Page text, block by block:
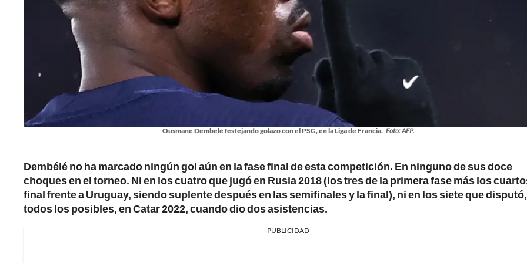
Ousmane Dembelé festejando golazo con el PSG, en la Liga de Francia. Foto: AFP.
Dembélé no ha marcado ningún gol aún en la fase final de esta competición. En ninguno de sus doce
choques en el torneo. Ni en los cuatro que jugó en Rusia 2018 (los tres de la primera fase más los
final frente a Uruguay, siendo suplente después en las semifinales y la final), ni en los siete que disputó,
todos los posibles, en Catar 2022, cuando dio dos asistencias.
PUBLICIDAD